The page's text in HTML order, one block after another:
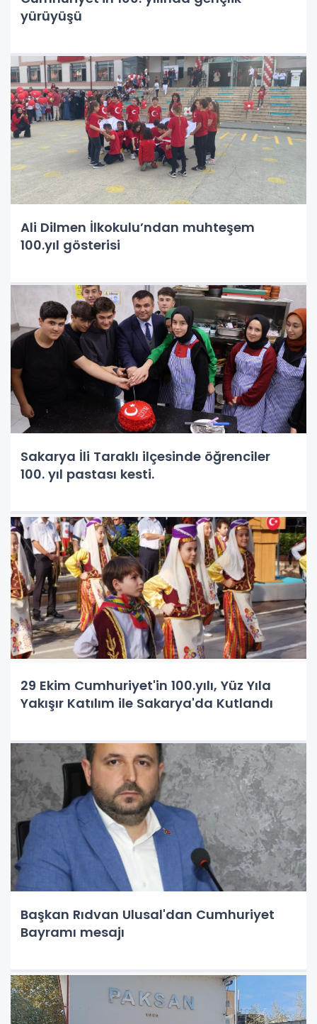
yürüyüşü
Ali Dilmen İlkokulu’ndan muhteşem
100.yıl gösterisi
Sakarya İli Taraklı ilçesinde öğrenciler
100. yıl pastası kesti.
29 Ekim Cumhuriyet'in 100.yılı, Yüz Yıla
Yakışır Katılım ile Sakarya'da Kutlandı
Başkan Rıdvan Ulusal'dan Cumhuriyet
Bayramı mesajı